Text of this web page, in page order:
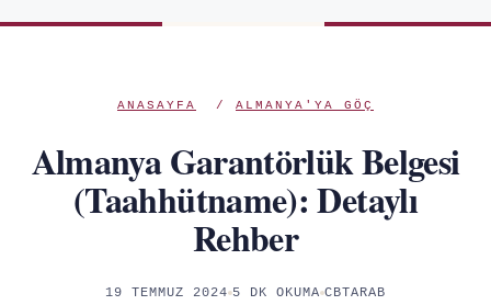
ANASAYFA / ALMANYA'YA GÖÇ
Almanya Garantörlük Belgesi
(Taahhütname): Detaylı
Rehber
19 TEMMUZ 2024 5 DK OKUMA CBTARAB